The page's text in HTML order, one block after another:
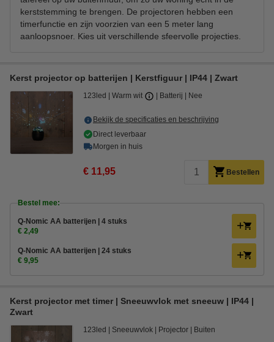
kerststemming te brengen. De projectoren hebben een
timerfunctie en zijn voorzien van een 5 meter lang
aanloopsnoer. Kies uit verschillende sfeervolle projecties.
Kerst projector op batterijen | Kerstfiguur | IP44 | Zwart
123led Warm wit Batterij Nee
Bekijk de specificaties en beschrijving
Direct leverbaar
Morgen in huis
€ 11,95 Bestellen
Bestel mee:
Q-Nomic AA batterijen | 4 stuks
€ 2,49
Q-Nomic AA batterijen | 24 stuks
€ 9,95
Kerst projector met timer | Sneeuwvlok met sneeuw | IP44 |
Zwart
123led Sneeuwvlok Projector Buiten